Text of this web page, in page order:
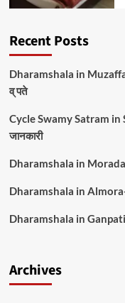
Recent Posts
Dharamshala in
व् पते
Cycle Swamy Satram in
जानकारी
Dharamshala in
Dharamshala in Almora-
Dharamshala in
Archives